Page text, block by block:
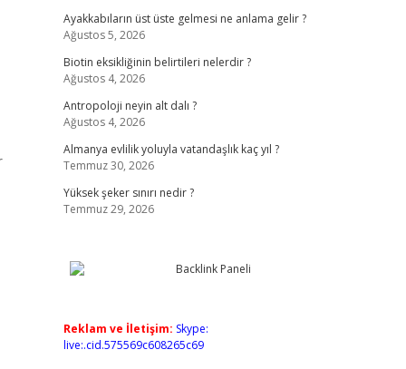
Ayakkabıların üst üste gelmesi ne anlama gelir ?
Ağustos 5, 2026
Biotin eksikliğinin belirtileri nelerdir ?
Ağustos 4, 2026
Antropoloji neyin alt dalı ?
Ağustos 4, 2026
Almanya evlilik yoluyla vatandaşlık kaç yıl ?
Temmuz 30, 2026
Yüksek şeker sınırı nedir ?
Temmuz 29, 2026
Reklam ve İletişim: Skype:
live:.cid.575569c608265c69